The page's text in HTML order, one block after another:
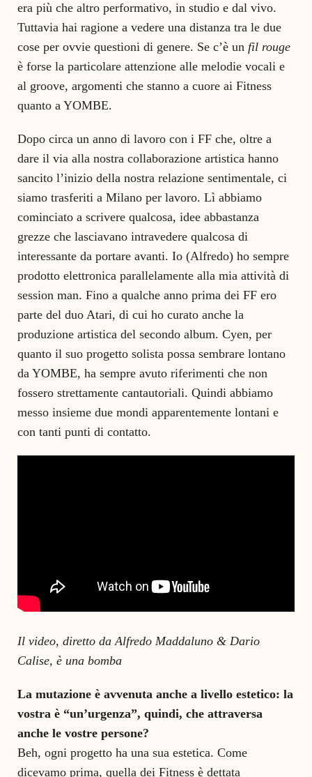
era più che altro performativo, in studio e dal vivo.
Tuttavia hai ragione a vedere una distanza tra le due
cose per ovvie questioni di genere. Se c’è un fil rouge
è forse la particolare attenzione alle melodie vocali e
al groove, argomenti che stanno a cuore ai Fitness
quanto a YOMBE.
Dopo circa un anno di lavoro con i FF che, oltre a
dare il via alla nostra collaborazione artistica hanno
sancito l’inizio della nostra relazione sentimentale, ci
siamo trasferiti a Milano per lavoro. Lì abbiamo
cominciato a scrivere qualcosa, idee abbastanza
grezze che lasciavano intravedere qualcosa di
interessante da portare avanti. Io (Alfredo) ho sempre
prodotto elettronica parallelamente alla mia attività di
session man. Fino a qualche anno prima dei FF ero
parte del duo Atari, di cui ho curato anche la
produzione artistica del secondo album. Cyen, per
quanto il suo progetto solista possa sembrare lontano
da YOMBE, ha sempre avuto riferimenti che non
fossero strettamente cantautoriali. Quindi abbiamo
messo insieme due mondi apparentemente lontani e
con tanti punti di contatto.
Il video, diretto da Alfredo Maddaluno & Dario
Calise, è una bomba
La mutazione è avvenuta anche a livello estetico: la
vostra è “un’urgenza”, quindi, che attraversa
anche le vostre persone?
Beh, ogni progetto ha una sua estetica. Come
dicevamo prima, quella dei Fitness è dettata